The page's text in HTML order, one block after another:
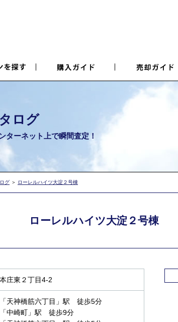
ログ
ターネット上で瞬間査定！
グ ＞ ローレルハイツ大淀２号棟
ローレルハイツ大淀２号棟
庄東２丁目4-2
天神橋筋六丁目」駅 徒歩5分
中崎町」駅 徒歩9分